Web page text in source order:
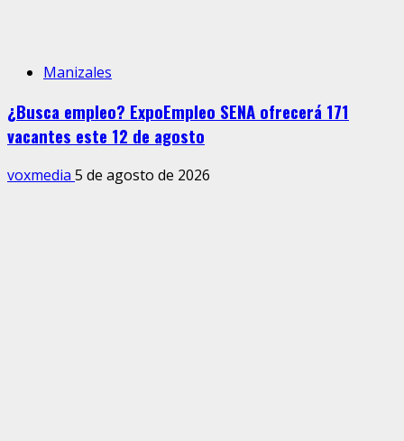
Manizales
¿Busca empleo? ExpoEmpleo SENA ofrecerá 171
vacantes este 12 de agosto
voxmedia 5 de agosto de 2026